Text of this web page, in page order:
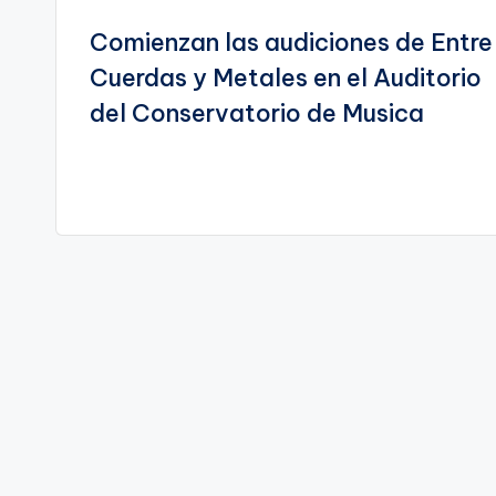
de
entradas
Comienzan las audiciones de Entre
Cuerdas y Metales en el Auditorio
del Conservatorio de Musica